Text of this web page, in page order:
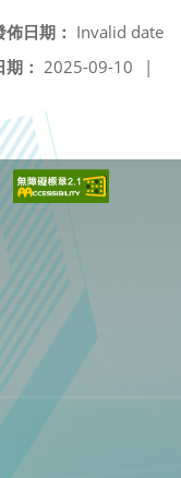
佈日期： Invalid date
： 2025-09-10 |